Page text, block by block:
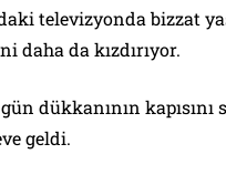
televizyonda bizzat
daha da kızdırıyor.
dükkanının
geldi.